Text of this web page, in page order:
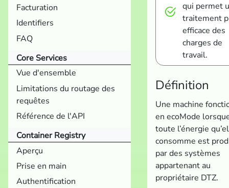
Facturation
Identifiers
FAQ
Core Services
Vue d'ensemble
Limitations du routage des
requêtes
Référence de l'API
Container Registry
Aperçu
Prise en main
Authentification
qui permet
traitement
efficace des
charges de
travail.
Définition
Une machine
en ecoMode
toute l’énergie
consomme est
par des systèmes
appartenant au
propriétaire DTZ.